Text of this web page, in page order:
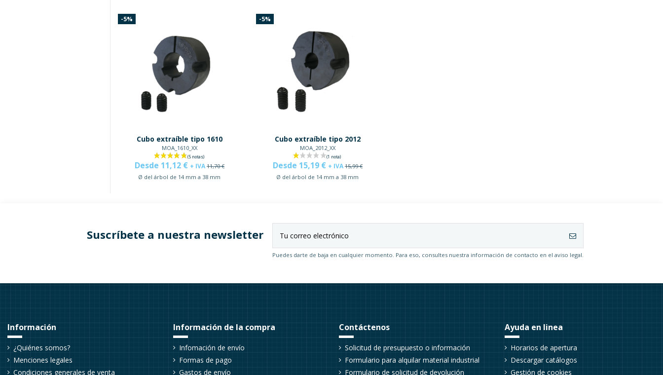
(2 notas) (1 nota)
-5%
Cubo extraíble tipo 1610
MOA_1610_XX
Desde 11,12 € + IVA 11,70 €
Ø del árbol de 14 mm a 38 mm
-5%
Cubo extraíble tipo 2012
MOA_2012_XX
Desde 15,19 € + IVA 15,99 €
Ø del árbol de 14 mm a 38 mm
Suscríbete a nuestra newsletter
Puedes darte de baja en cualquier momento. Para eso, consultes nuestra información de contacto en el aviso legal.
Información
¿Quiénes somos?
Menciones legales
Condiciones generales de venta
Información de la compra
Infomación de envío
Formas de pago
Gastos de envío
Contáctenos
Solicitud de presupuesto o información
Formulario para alquilar material industrial
Formulario de solicitud de devolución
Ayuda en linea
Horarios de apertura
Descargar catálogos
Gestión de cookies